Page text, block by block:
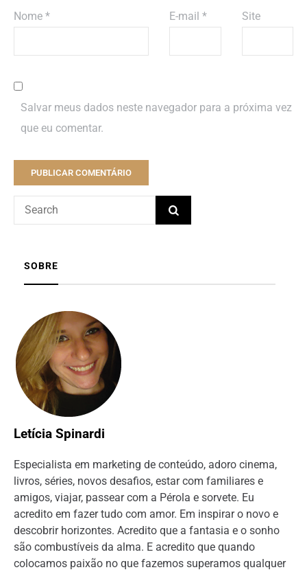
Nome * E-mail * Site
Salvar meus dados neste navegador para a próxima vez
que eu comentar.
SOBRE
Letícia Spinardi
Especialista em marketing de conteúdo, adoro cinema,
livros, séries, novos desafios, estar com familiares e
amigos, viajar, passear com a Pérola e sorvete. Eu
acredito em fazer tudo com amor. Em inspirar o novo e
descobrir horizontes. Acredito que a fantasia e o sonho
são combustíveis da alma. E acredito que quando
colocamos paixão no que fazemos superamos qualquer